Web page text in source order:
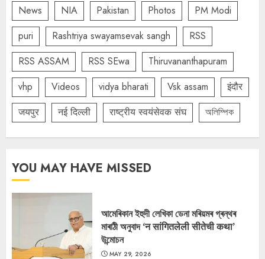
News
NIA Pakistan Photos
PM Modi
puri
Rashtriya swayamsevak sangh
RSS
RSS ASSAM
RSS SEwa
Thiruvananthapuram
vhp
Videos vidya bharati Vsk assam
इंदौर
जयपुर
नई दिल्ली राष्ट्रीय स्वयंसेवक संघ অলিম্পিক
YOU MAY HAVE MISSED
আমেৰিকান ইহুদী লেখিকা ডেনা মৰিয়মৰ গ্ৰন্থৰ
মাৰাঠী অনুবাদ ‘न सांगितलेली सीतेची कथा’
উন্মোচন
MAY 29, 2026